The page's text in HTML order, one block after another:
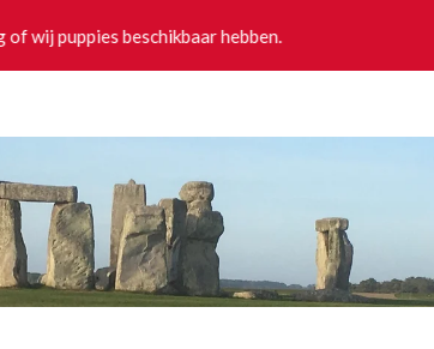
wij puppies beschikbaar hebben.